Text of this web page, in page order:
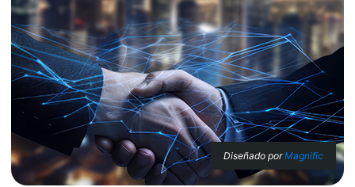
Diseñado porMagnific